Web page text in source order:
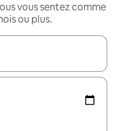
vous sentez comme
ou plus.
les flèches vers le